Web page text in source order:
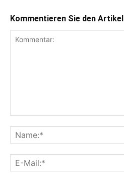
Kommentieren Sie den Artikel